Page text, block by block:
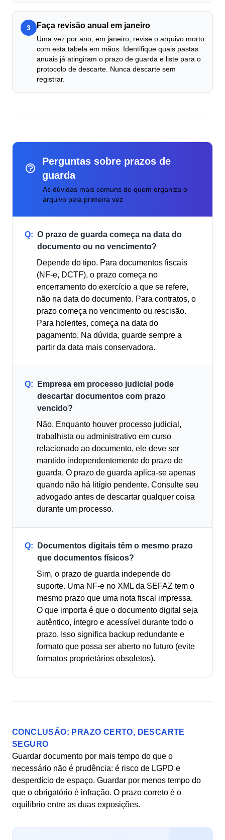
3 Faça revisão anual em janeiro
Uma vez por ano, em janeiro, revise o arquivo morto
com esta tabela em mãos. Identifique quais pastas
anuais já atingiram o prazo de guarda e liste para o
protocolo de descarte. Nunca descarte sem
registrar.
Perguntas sobre prazos de
guarda
As dúvidas mais comuns de quem organiza o
arquivo pela primeira vez
Q: O prazo de guarda começa na data do
documento ou no vencimento?
Depende do tipo. Para documentos fiscais
(NF-e, DCTF), o prazo começa no
encerramento do exercício a que se refere,
não na data do documento. Para contratos, o
prazo começa no vencimento ou rescisão.
Para holerites, começa na data do
pagamento. Na dúvida, guarde sempre a
partir da data mais conservadora.
Q:
Empresa em processo judicial pode
descartar documentos com prazo
vencido?
Não. Enquanto houver processo judicial,
trabalhista ou administrativo em curso
relacionado ao documento, ele deve ser
mantido independentemente do prazo de
guarda. O prazo de guarda aplica-se apenas
quando não há litígio pendente. Consulte seu
advogado antes de descartar qualquer coisa
durante um processo.
Q:
Documentos digitais têm o mesmo prazo
que documentos físicos?
Sim, o prazo de guarda independe do
suporte. Uma NF-e no XML da SEFAZ tem o
mesmo prazo que uma nota fiscal impressa.
O que importa é que o documento digital seja
autêntico, íntegro e acessível durante todo o
prazo. Isso significa backup redundante e
formato que possa ser aberto no futuro (evite
formatos proprietários obsoletos).
CONCLUSÃO: PRAZO CERTO, DESCARTE
SEGURO
Guardar documento por mais tempo do que o
necessário não é prudência: é risco de LGPD e
desperdício de espaço. Guardar por menos tempo do
que o obrigatório é infração. O prazo correto é o
equilíbrio entre as duas exposições.